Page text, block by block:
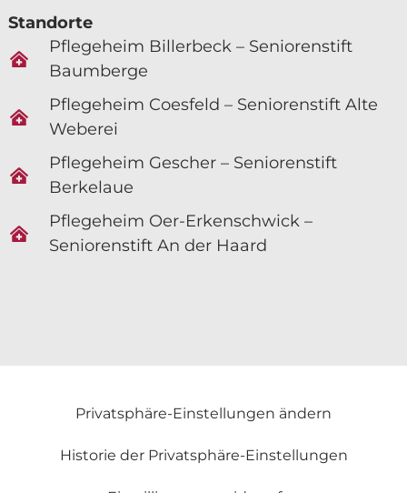
Standorte
Pflegeheim Billerbeck – Seniorenstift
Baumberge
Pflegeheim Coesfeld – Seniorenstift Alte
Weberei
Pflegeheim Gescher – Seniorenstift
Berkelaue
Pflegeheim Oer-Erkenschwick –
Seniorenstift An der Haard
Privatsphäre-Einstellungen ändern
Historie der Privatsphäre-Einstellungen